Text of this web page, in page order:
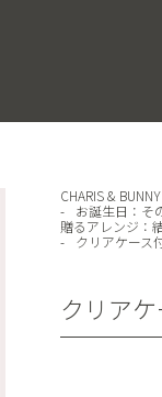
CHARIS &
お誕生日 ： そ
贈るアレンジ ：
クリアケース
クリア